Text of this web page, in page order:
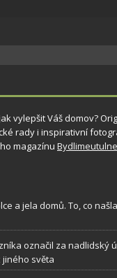
vylepšit Váš domov?
rady i inspirativní
magazínu
a jela domů. To, co
označil za nadlidský
světa